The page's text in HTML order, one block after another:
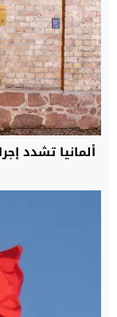
ألمانيا تشدد